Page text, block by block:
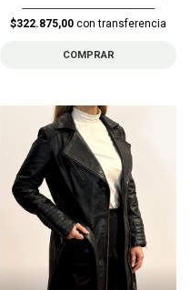
$322.875,00 con transferencia
COMPRAR